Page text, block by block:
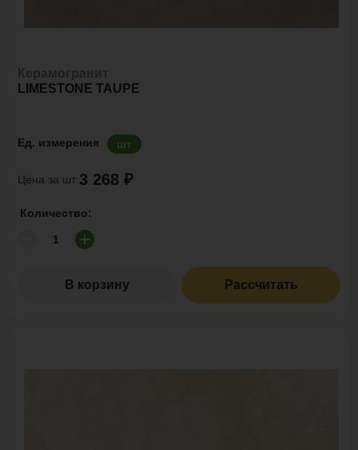
LIMESTONE TAUPE
Ед. измерения шт
Цена за шт:3 268 ₽
Количество:
В корзину Рассчитать